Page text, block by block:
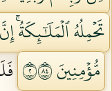
تَحۡمِلُهُ ٱلۡمَلَٰٓئِكَةُۚ
مُّؤۡمِنِينَ ٢٤٨